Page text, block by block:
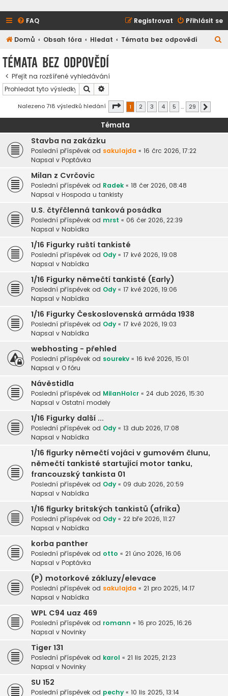
FAQ Přihlásit se
Registrovat
Domů Obsah fóra Hledat Témata bez odpovědí
Témata bez odpovědí
Přejít na rozšířené vyhledávání
Hledat
Nalezeno 718 výsledků hledání Stránka z
1 2 3 4 5 … 29
Témata
Stavba na zakázku
Poslední příspěvek od sakulajda « 16 črc 2026, 17:22
Napsal v Poptávka
Milan z Cvrčovic
Poslední příspěvek od Radek « 18 čer 2026, 08:48
Napsal v Hospoda u tankisty
U.S. čtyřčlenná tanková posádka
Poslední příspěvek od mrst « 06 čer 2026, 22:39
Napsal v Nabídka
1/16 Figurky ruští tankisté
Poslední příspěvek od Ody « 17 kvě 2026, 19:08
Napsal v Nabídka
1/16 Figurky němečtí tankisté (Early)
Poslední příspěvek od Ody « 17 kvě 2026, 19:06
Napsal v Nabídka
1/16 Figurky Československá armáda 1938
Poslední příspěvek od Ody « 17 kvě 2026, 19:03
Napsal v Nabídka
webhosting - přehled
Poslední příspěvek od sourekv « 16 kvě 2026, 15:01
Napsal v O fóru
Návěstidla
Poslední příspěvek od MilanHolcr « 24 dub 2026, 15:30
Napsal v Ostatní modely
1/16 Figurky další ...
Poslední příspěvek od Ody « 13 dub 2026, 17:08
Napsal v Nabídka
1/16 figurky němečtí vojáci v gumovém člunu,
němečtí tankisté startující motor tanku,
francouzský tankista 01
Poslední příspěvek od Ody « 09 dub 2026, 20:59
Napsal v Nabídka
1/16 figurky britských tankistů (afrika)
Poslední příspěvek od Ody « 22 bře 2026, 11:27
Napsal v Nabídka
korba panther
Poslední příspěvek od otto « 21 úno 2026, 16:06
Napsal v Poptávka
(P) motorkové zákluzy/elevace
Poslední příspěvek od sakulajda « 21 pro 2025, 14:17
Napsal v Nabídka
WPL C94 uaz 469
Poslední příspěvek od romann « 16 pro 2025, 16:26
Napsal v Novinky
Tiger 131
Poslední příspěvek od karol « 21 lis 2025, 21:23
Napsal v Novinky
SU 152
Poslední příspěvek od pechy « 10 lis 2025, 13:14